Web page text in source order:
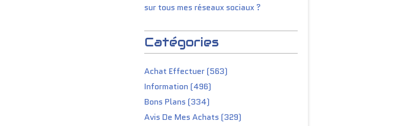
sur tous mes réseaux sociaux ?
Catégories
Achat Effectuer (563)
Information (496)
Bons Plans (334)
Avis De Mes Achats (329)